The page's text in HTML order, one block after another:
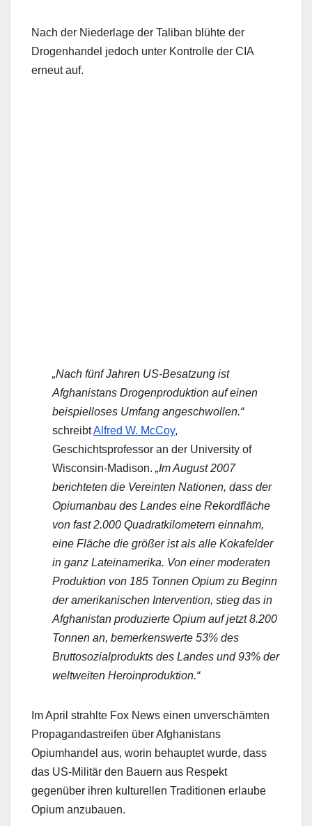
Nach der Niederlage der Taliban blühte der
Drogenhandel jedoch unter Kontrolle der CIA
erneut auf.
„Nach fünf Jahren US-Besatzung ist
Afghanistans Drogenproduktion auf einen
beispielloses Umfang angeschwollen.“
schreibtAlfred W. McCoy,
Geschichtsprofessor an der University of
Wisconsin-Madison. „Im August 2007
berichteten die Vereinten Nationen, dass der
Opiumanbau des Landes eine Rekordfläche
von fast 2.000 Quadratkilometern einnahm,
eine Fläche die größer ist als alle Kokafelder
in ganz Lateinamerika. Von einer moderaten
Produktion von 185 Tonnen Opium zu Beginn
der amerikanischen Intervention, stieg das in
Afghanistan produzierte Opium auf jetzt 8.200
Tonnen an, bemerkenswerte 53% des
Bruttosozialprodukts des Landes und 93% der
weltweiten Heroinproduktion.“
Im April strahlte Fox News einen unverschämten
Propagandastreifen über Afghanistans
Opiumhandel aus, worin behauptet wurde, dass
das US-Militär den Bauern aus Respekt
gegenüber ihren kulturellen Traditionen erlaube
Opium anzubauen.